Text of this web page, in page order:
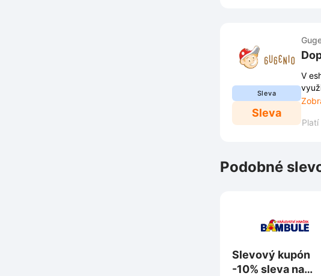
Sleva
Sleva
V
jsou
Podobné
Slevový kupón
-10% sleva na